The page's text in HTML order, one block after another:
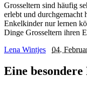
Grosseltern sind häufig
erlebt und durchgemacht
Enkelkinder nur lernen
Dinge Grosseltern ihren
Lena Wintjes
04.
Eine besondere